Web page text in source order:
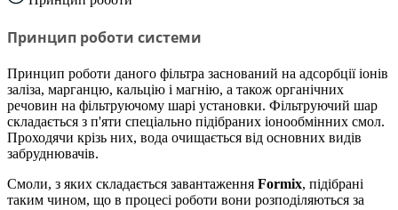
Принцип роботи системи
Принцип роботи даного фільтра заснований на адсорбції іонів
заліза, марганцю, кальцію і магнію, а також органічних
речовин на фільтруючому шарі установки. Фільтруючий шар
складається з п'яти спеціально підібраних іонообмінних смол.
Проходячи крізь них, вода очищається від основних видів
забруднювачів.
Смоли, з яких складається завантаження Formix, підібрані
таким чином, що в процесі роботи вони розподіляються за